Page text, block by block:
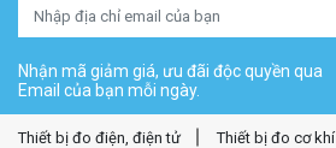
Nhận mã giảm giá, ưu đãi độc quyền qua
Email của bạn mỗi ngày.
Thiết bị đo điện, điện tử
Thiết bị đo cơ khí